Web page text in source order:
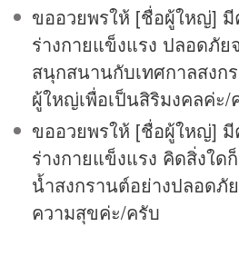
ขออวยพรให้ [ชื่อผู้ใหญ่]
ร่างกายแข็งแรง ปลอดภัย
สนุกสนานกับเทศกาลสงก
ผู้ใหญ่เพื่อเป็นสิริมงคลค่ะ/
ขออวยพรให้ [ชื่อผู้ใหญ่]
ร่างกายแข็งแรง คิดสิ่งใด
น้ำสงกรานต์อย่างปลอด
ความสุขค่ะ/ครับ